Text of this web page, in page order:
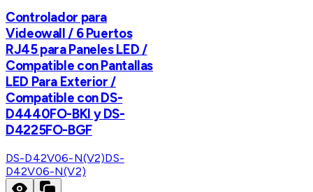
Controlador para
Videowall / 6 Puertos
RJ45 para Paneles LED /
Compatible con Pantallas
LED Para Exterior /
Compatible con DS-
D4440FO-BKI y DS-
D4225FO-BGF
DS-D42V06-N(V2)DS-
D42V06-N(V2)